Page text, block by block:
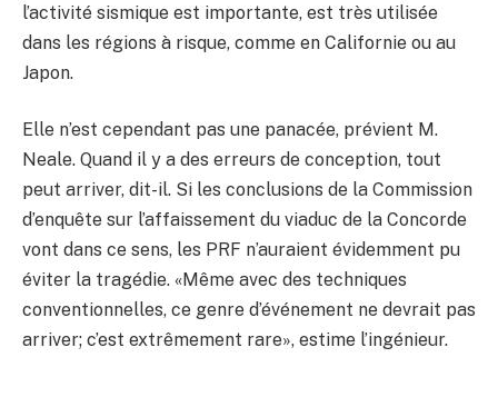
l’activité sismique est importante, est très utilisée
dans les régions à risque, comme en Californie ou au
Japon.
Elle n’est cependant pas une panacée, prévient M.
Neale. Quand il y a des erreurs de conception, tout
peut arriver, dit-il. Si les conclusions de la Commission
d’enquête sur l’affaissement du viaduc de la Concorde
vont dans ce sens, les PRF n’auraient évidemment pu
éviter la tragédie. «Même avec des techniques
conventionnelles, ce genre d’événement ne devrait pas
arriver; c’est extrêmement rare», estime l’ingénieur.